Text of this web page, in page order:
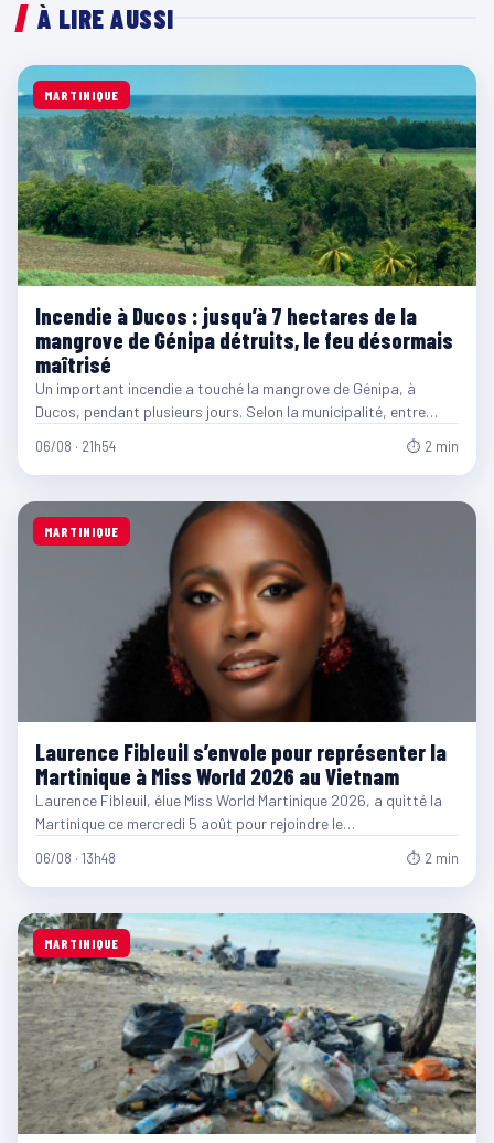
À LIRE AUSSI
MARTINIQUE
Incendie à Ducos : jusqu’à 7 hectares de la
mangrove de Génipa détruits, le feu désormais
maîtrisé
Un important incendie a touché la mangrove de Génipa, à
Ducos, pendant plusieurs jours. Selon la municipalité, entre…
06/08 · 21h54 ⏱ 2 min
MARTINIQUE
Laurence Fibleuil s’envole pour représenter la
Martinique à Miss World 2026 au Vietnam
Laurence Fibleuil, élue Miss World Martinique 2026, a quitté la
Martinique ce mercredi 5 août pour rejoindre le…
06/08 · 13h48 ⏱ 2 min
MARTINIQUE